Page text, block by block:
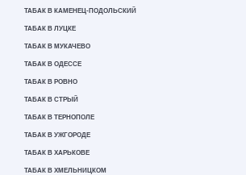
ТАБАК В КАМЕНЕЦ-ПОДОЛЬСКИЙ
ТАБАК В ЛУЦКЕ
ТАБАК В МУКАЧЕВО
ТАБАК В ОДЕССЕ
ТАБАК В РОВНО
ТАБАК В СТРЫЙ
ТАБАК В ТЕРНОПОЛЕ
ТАБАК В УЖГОРОДЕ
ТАБАК В ХАРЬКОВЕ
ТАБАК В ХМЕЛЬНИЦКОМ